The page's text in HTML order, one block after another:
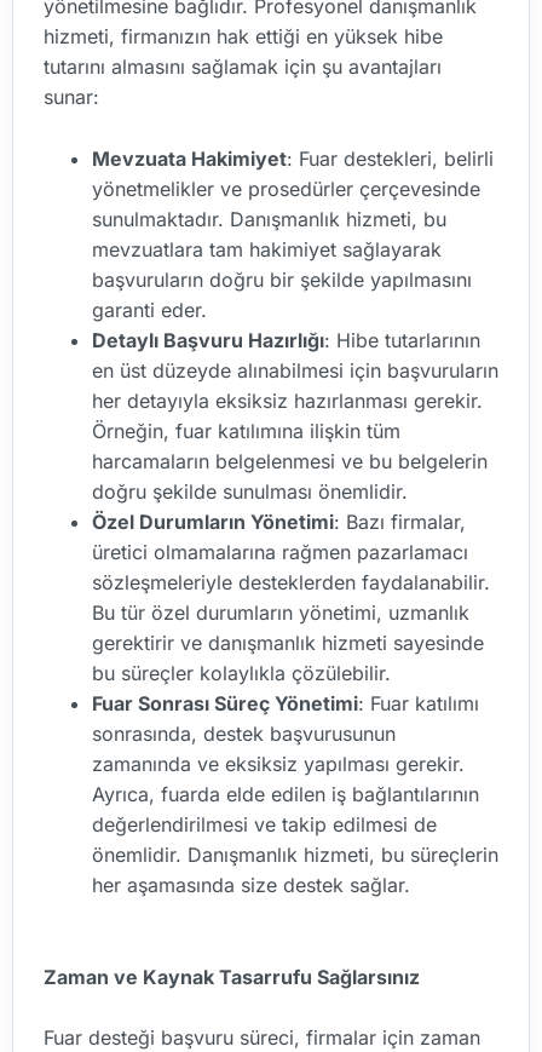
yönetilmesine bağlıdır. Profesyonel danışmanlık
hizmeti, firmanızın hak ettiği en yüksek hibe
tutarını almasını sağlamak için şu avantajları
sunar:
Mevzuata Hakimiyet: Fuar destekleri, belirli
yönetmelikler ve prosedürler çerçevesinde
sunulmaktadır. Danışmanlık hizmeti, bu
mevzuatlara tam hakimiyet sağlayarak
başvuruların doğru bir şekilde yapılmasını
garanti eder.
Detaylı Başvuru Hazırlığı: Hibe tutarlarının
en üst düzeyde alınabilmesi için başvuruların
her detayıyla eksiksiz hazırlanması gerekir.
Örneğin, fuar katılımına ilişkin tüm
harcamaların belgelenmesi ve bu belgelerin
doğru şekilde sunulması önemlidir.
Özel Durumların Yönetimi: Bazı firmalar,
üretici olmamalarına rağmen pazarlamacı
sözleşmeleriyle desteklerden faydalanabilir.
Bu tür özel durumların yönetimi, uzmanlık
gerektirir ve danışmanlık hizmeti sayesinde
bu süreçler kolaylıkla çözülebilir.
Fuar Sonrası Süreç Yönetimi: Fuar katılımı
sonrasında, destek başvurusunun
zamanında ve eksiksiz yapılması gerekir.
Ayrıca, fuarda elde edilen iş bağlantılarının
değerlendirilmesi ve takip edilmesi de
önemlidir. Danışmanlık hizmeti, bu süreçlerin
her aşamasında size destek sağlar.
Zaman ve Kaynak Tasarrufu Sağlarsınız
Fuar desteği başvuru süreci, firmalar için zaman